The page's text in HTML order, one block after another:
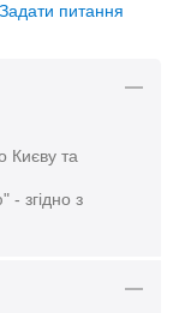
Задати питання
Києву та
згідно з